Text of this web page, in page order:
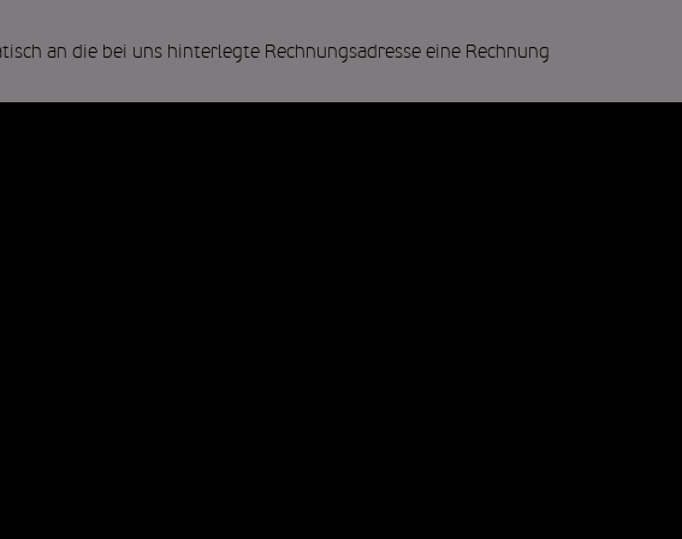
an die bei uns hinterlegte Rechnungsadresse eine Rechnung